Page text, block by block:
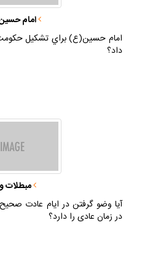
امام
امام حسين(ع) براي تشكيل
داد؟
مبطلات
آيا وضو گرفتن در ايام عادت
در زمان عادى را دارد؟